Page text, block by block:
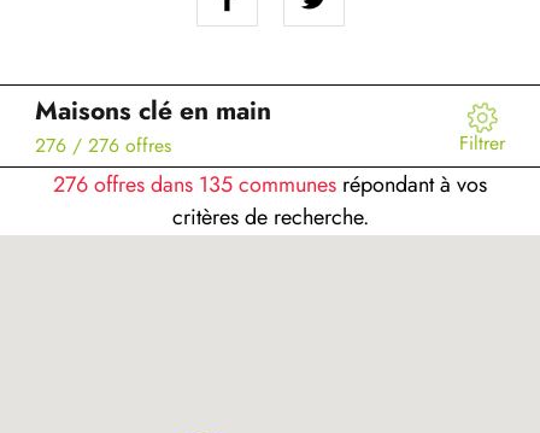
Maisons clé en main
276 / 276 offres Filtrer
276 offres dans 135 communes répondant à vos
critères de recherche.